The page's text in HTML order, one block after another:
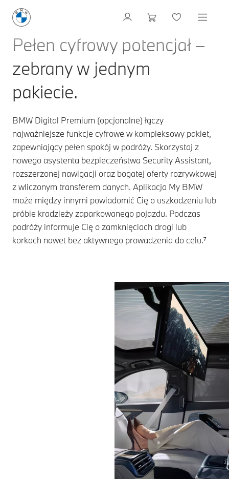
Pełen cyfrowy potencjał –
zebrany w jednym
pakiecie.
BMW Digital Premium (opcjonalne) łączy
najważniejsze funkcje cyfrowe w kompleksowy pakiet,
zapewniający pełen spokój w podróży. Skorzystaj z
nowego asystenta bezpieczeństwa Security Assistant,
rozszerzonej nawigacji oraz bogatej oferty rozrywkowej
z wliczonym transferem danych. Aplikacja My BMW
może między innymi powiadomić Cię o uszkodzeniu lub
próbie kradzieży zaparkowanego pojazdu. Podczas
podróży informuje Cię o zamknięciach drogi lub
korkach nawet bez aktywnego prowadzenia do celu.⁷